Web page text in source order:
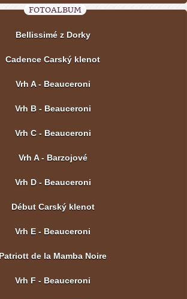
FOTOALBUM
Bellissimé z Dorky
Cadence Carský klenot
Vrh A - Beauceroni
Vrh B - Beauceroni
Vrh C - Beauceroni
Vrh A - Barzojové
Vrh D - Beauceroni
Début Carský klenot
Vrh E - Beauceroni
Patriott de la Mamba Noire
Vrh F - Beauceroni